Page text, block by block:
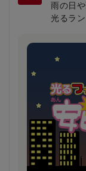
鎖骨から大
（当社比）
柔らかいクッ
ションによっ
が軽減されま
雨の日
光るラ